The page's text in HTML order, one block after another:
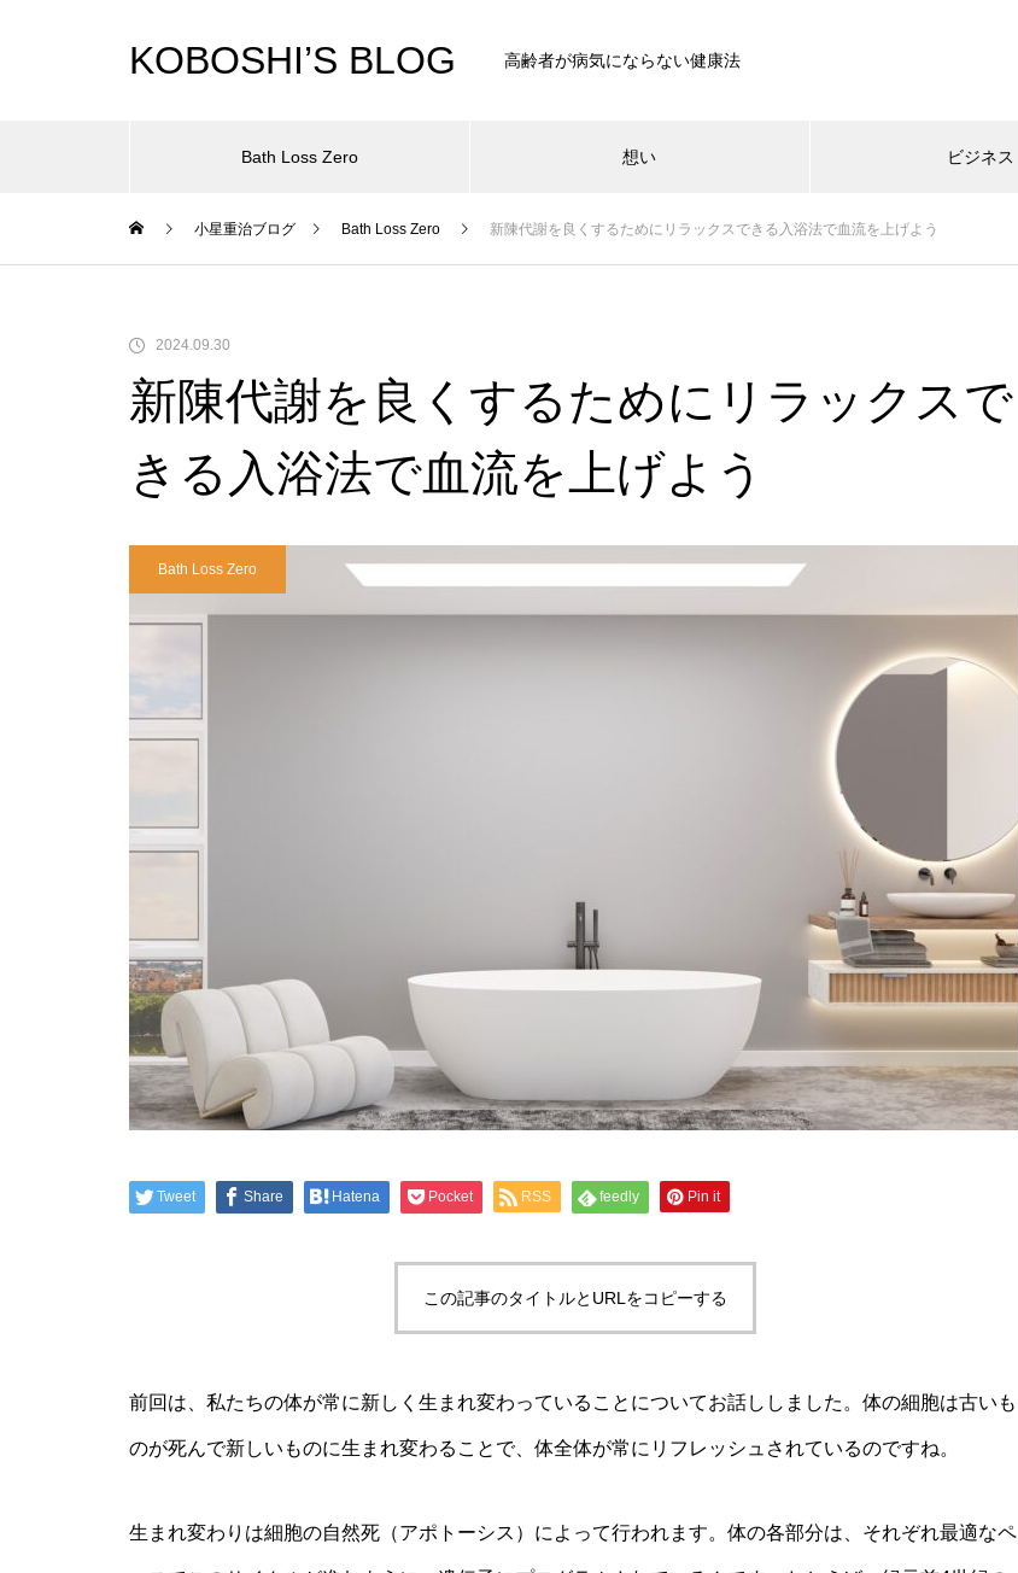
KOBOSHI’S BLOG 高齢者が病気にならない健康法
Bath Loss Zero 想い ビジネス
Bath Loss Zero
エットになるってホント？
ことが重要
良い？病院の専門科目に無い理
なのは「血流」である
化学ストレスによる冷えがもた
らす弊害。日本と韓国の共通点
自律神経のバランスを保つこと
が健康へのカギ
ビジネス
だきました！
顧客優先の商品開発
太郎」
起業をめざす方に
想い
プライズ
消毒の下限値
できること。そもそも健康って
どういう状態？
増税なしで生み出せる
更年期障害の対策には『脱・化
【中性化】なぜ20代の40％がデ
ートを1回も経験したことがな
いのか
小星重治ブログ Bath Loss Zero 新陳代謝を良くするためにリラックスできる入浴法で血流を上げよう
2024.09.30
新陳代謝を良くするためにリラックスで
きる入浴法で血流を上げよう
Bath Loss Zero
Tweet Share Hatena Pocket RSS feedly Pin it
この記事のタイトルとURLをコピーする
前回は、私たちの体が常に新しく生まれ変わっていることについてお話ししました。体の細胞は古いも
のが死んで新しいものに生まれ変わることで、体全体が常にリフレッシュされているのですね。
生まれ変わりは細胞の自然死（アポトーシス）によって行われます。体の各部分は、それぞれ最適なペ